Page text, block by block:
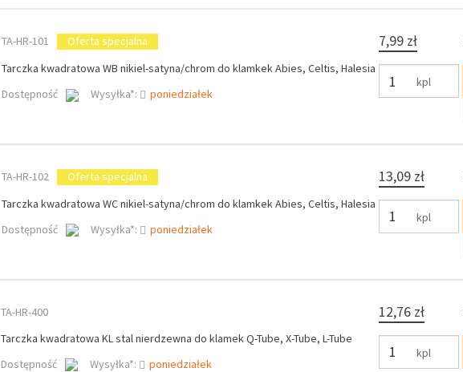
TA-HR-101
Oferta specjalna
Tarczka kwadratowa WB nikiel-satyna/chrom do klamkek Abies, Celtis, Halesia
Dostępność
Wysyłka*: poniedziałek
7,99 zł
kpl
TA-HR-102
Oferta specjalna
Tarczka kwadratowa WC nikiel-satyna/chrom do klamkek Abies, Celtis, Halesia
Dostępność
Wysyłka*: poniedziałek
13,09 zł
kpl
TA-HR-400
Tarczka kwadratowa KL stal nierdzewna do klamek Q-Tube, X-Tube, L-Tube
Dostępność
Wysyłka*: poniedziałek
12,76 zł
kpl